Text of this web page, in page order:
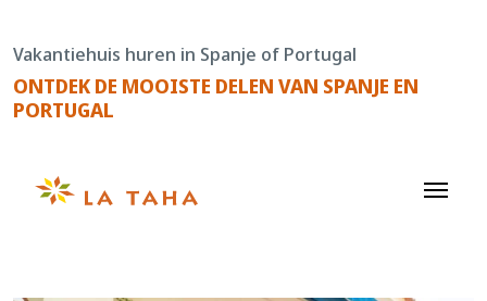
de
content
Vakantiehuis huren in Spanje of Portugal
ONTDEK DE MOOISTE DELEN VAN SPANJE EN
PORTUGAL